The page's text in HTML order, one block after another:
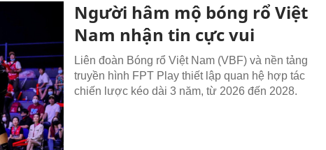
Người hâm mộ bóng rổ Việt
Nam nhận tin cực vui
Liên đoàn Bóng rổ Việt Nam (VBF) và nền tảng
truyền hình FPT Play thiết lập quan hệ hợp tác
chiến lược kéo dài 3 năm, từ 2026 đến 2028.